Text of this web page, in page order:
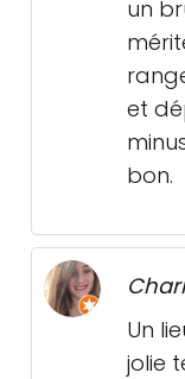
un
et
bon.
Un
jolie